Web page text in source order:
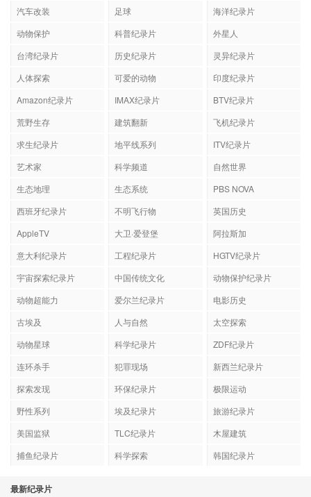
汽车改装
足球
海洋纪录片
动物保护
科普纪录片
外星人
台湾纪录片
历史纪录片
灵异纪录片
人体探索
可爱的动物
印度纪录片
Amazon纪录片
IMAX纪录片
BTV纪录片
荒野生存
建筑翻新
飞机纪录片
求生纪录片
地平线系列
ITV纪录片
艺术家
科学频道
自然世界
生态地理
生态系统
PBS NOVA
西班牙纪录片
不明飞行物
英国历史
AppleTV
大卫·爱登堡
阿拉斯加
意大利纪录片
工程纪录片
HGTV纪录片
宇宙探索纪录片
中国传统文化
动物保护纪录片
动物超能力
爱尔兰纪录片
电影历史
古埃及
人与自然
太空探索
动物星球
科学纪录片
ZDF纪录片
连环杀手
犯罪现场
新西兰纪录片
探索发现
环保纪录片
极限运动
野性系列
埃及纪录片
旅游纪录片
美国监狱
TLC纪录片
木屋建筑
捕鱼纪录片
科学探索 韩国纪录片
最新纪录片